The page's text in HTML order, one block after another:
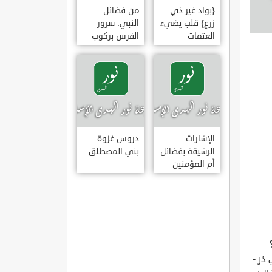
{بواد غير ذي
زرع} قلب يضيء
العتمات
من فضائل
النبي: سرور
الفرس بركوب
النبي وخضوع
البراق له
الإشارات
الرشيقة بفضائل
أم المؤمنين
عائشة الصديقة
دروس غزوة
بني المصطلق